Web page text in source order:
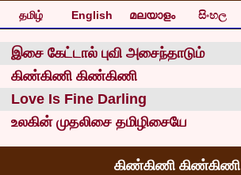
தமிழ் English മലയാളം සිංහල
இசை கேட்டால் புவி அசைந்தாடும்
கிண்கிணி கிண்கிணி
Love Is Fine Darling
உலகின் முதலிசை தமிழிசையே
கிண்கிணி கிண்கிணி